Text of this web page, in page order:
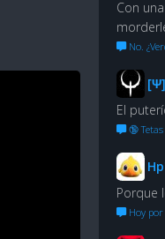
Con
No.
[Ψ]
El
🔞 Tetas
Porque
Hoy